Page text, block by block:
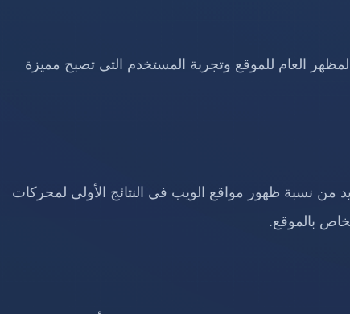
العام للموقع وتجربة المستخدم التي تصبح مميزة
من نسبة ظهور مواقع الويب في النتائج الأولى لمحركات
بالموقع.